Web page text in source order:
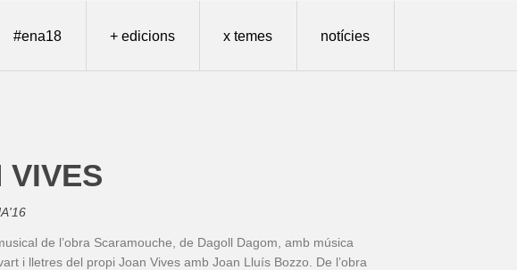
#ena18 + edicions x temes notícies
VIVES
de l’obra Scaramouche, de Dagoll Dagom, amb música
i lletres del propi Joan Vives amb Joan Lluís Bozzo. De l’obra